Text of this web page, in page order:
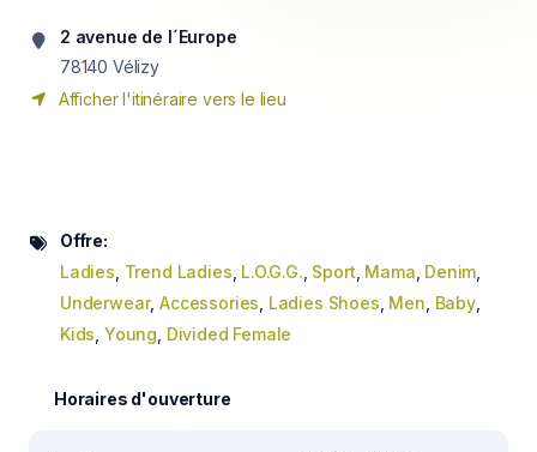
2 avenue de l´Europe
78140 Vélizy
Afficher l'itinéraire vers le lieu
Offre:
Ladies Trend Ladies L.O.G.G. Sport Mama Denim
Underwear,Accessories Ladies Shoes Men Baby,
Kids Young Divided Female
Horaires d'ouverture